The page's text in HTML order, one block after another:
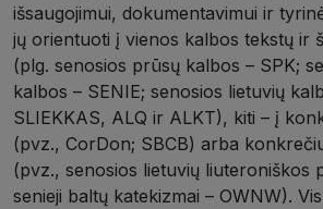
išsaugojimui, dokumentavimui ir
jų orientuoti į vienos kalbos tekstų ir
(plg. senosios prūsų kalbos – SPK;
kalbos – SENIE; senosios lietuvių
SLIEKKAS, ALQ ir ALKT), kiti – į
(pvz., CorDon; SBCB) arba
(pvz., senosios lietuvių liuteroniškos
senieji baltų katekizmai – OWNW).